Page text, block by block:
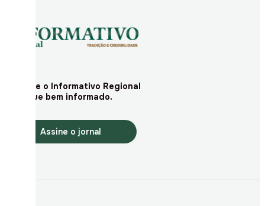
Assine o Informativo Regional
e fique bem informado.
Assine o jornal